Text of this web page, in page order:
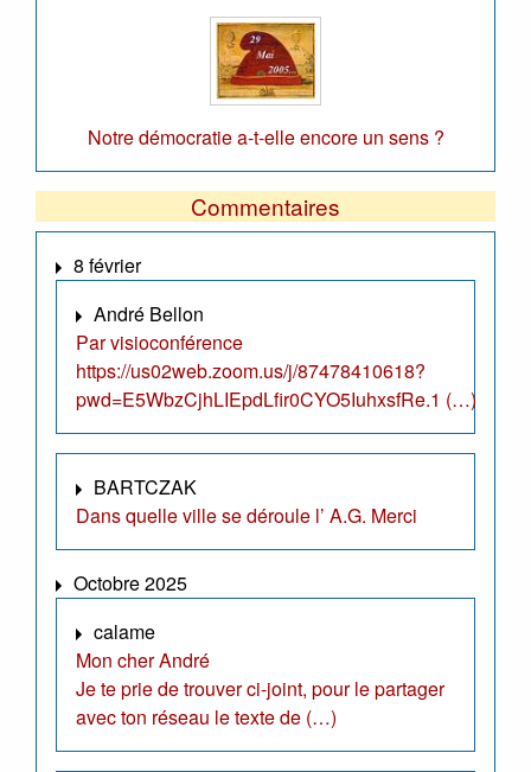
Notre démocratie a-t-elle encore un sens ?
Commentaires
8 février
André Bellon
Par visioconférence
https://us02web.zoom.us/j/87478410618?
pwd=E5WbzCjhLIEpdLfir0CYO5IuhxsfRe.1 (…)
BARTCZAK
Dans quelle ville se déroule l’ A.G. Merci
Octobre 2025
calame
Mon cher André
Je te prie de trouver ci-joint, pour le partager
avec ton réseau le texte de (…)